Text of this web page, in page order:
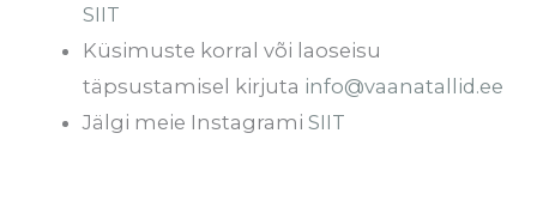
SIIT
Küsimuste korral või laoseisu
täpsustamisel kirjuta info@vaanatallid.ee
Jälgi meie InstagramiSIIT